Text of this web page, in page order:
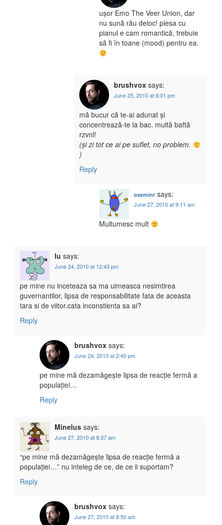
ușor Emo The Veer Union, dar
nu sună rău deloc! piesa cu
pianul e cam romantică, trebuie
să fi în toane (mood) pentru ea.
brushvox says:
June 25, 2010 at 6:01 pm
mă bucur că te-ai adunat și
concentrează-te la bac. multă baftă
rzvnl!
(și zi tot ce ai pe suflet, no problem.
)
Reply
osemint says:
June 27, 2010 at 9:11 am
Multumesc mult
lu says:
June 24, 2010 at 12:43 pm
pe mine nu inceteaza sa ma uimeasca nesimtirea
guvernantilor, lipsa de responsabilitate fata de aceasta
tara si de viitor.cata inconstienta sa ai?
Reply
brushvox says:
June 24, 2010 at 2:40 pm
pe mine mă dezamăgește lipsa de reacție fermă a
populației…
Reply
Minelus says:
June 27, 2010 at 8:37 am
“pe mine mă dezamăgește lipsa de reacție fermă a
populației…” nu inteleg de ce, de ce ii suportam?
Reply
brushvox says:
June 27, 2010 at 8:50 am